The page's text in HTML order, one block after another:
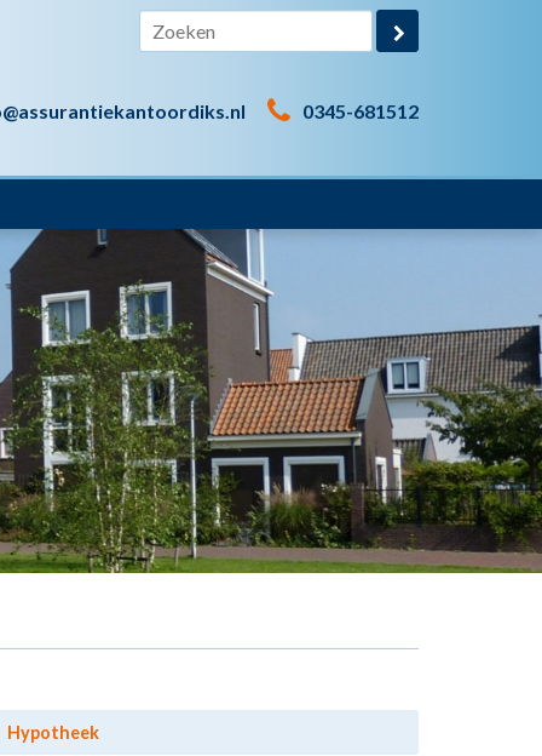
0345-681512
Hypotheek